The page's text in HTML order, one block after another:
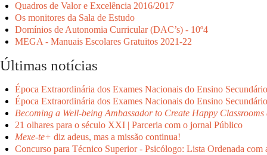
Quadros de Valor e Excelência 2016/2017
Os monitores da Sala de Estudo
Domínios de Autonomia Curricular (DAC’s) - 10º4
MEGA - Manuais Escolares Gratuitos 2021-22
Últimas notícias
Época Extraordinária dos Exames Nacionais do Ensino
Época Extraordinária dos Exames Nacionais do Ensino Secundário
Becoming a Well-being Ambassador to Create Happy Classrooms
21 olhares para o século XXI | Parceria com o jornal Público
Mexe-te+ diz adeus, mas a missão continua!
Concurso para Técnico Superior - Psicólogo: Lista Ordenada com